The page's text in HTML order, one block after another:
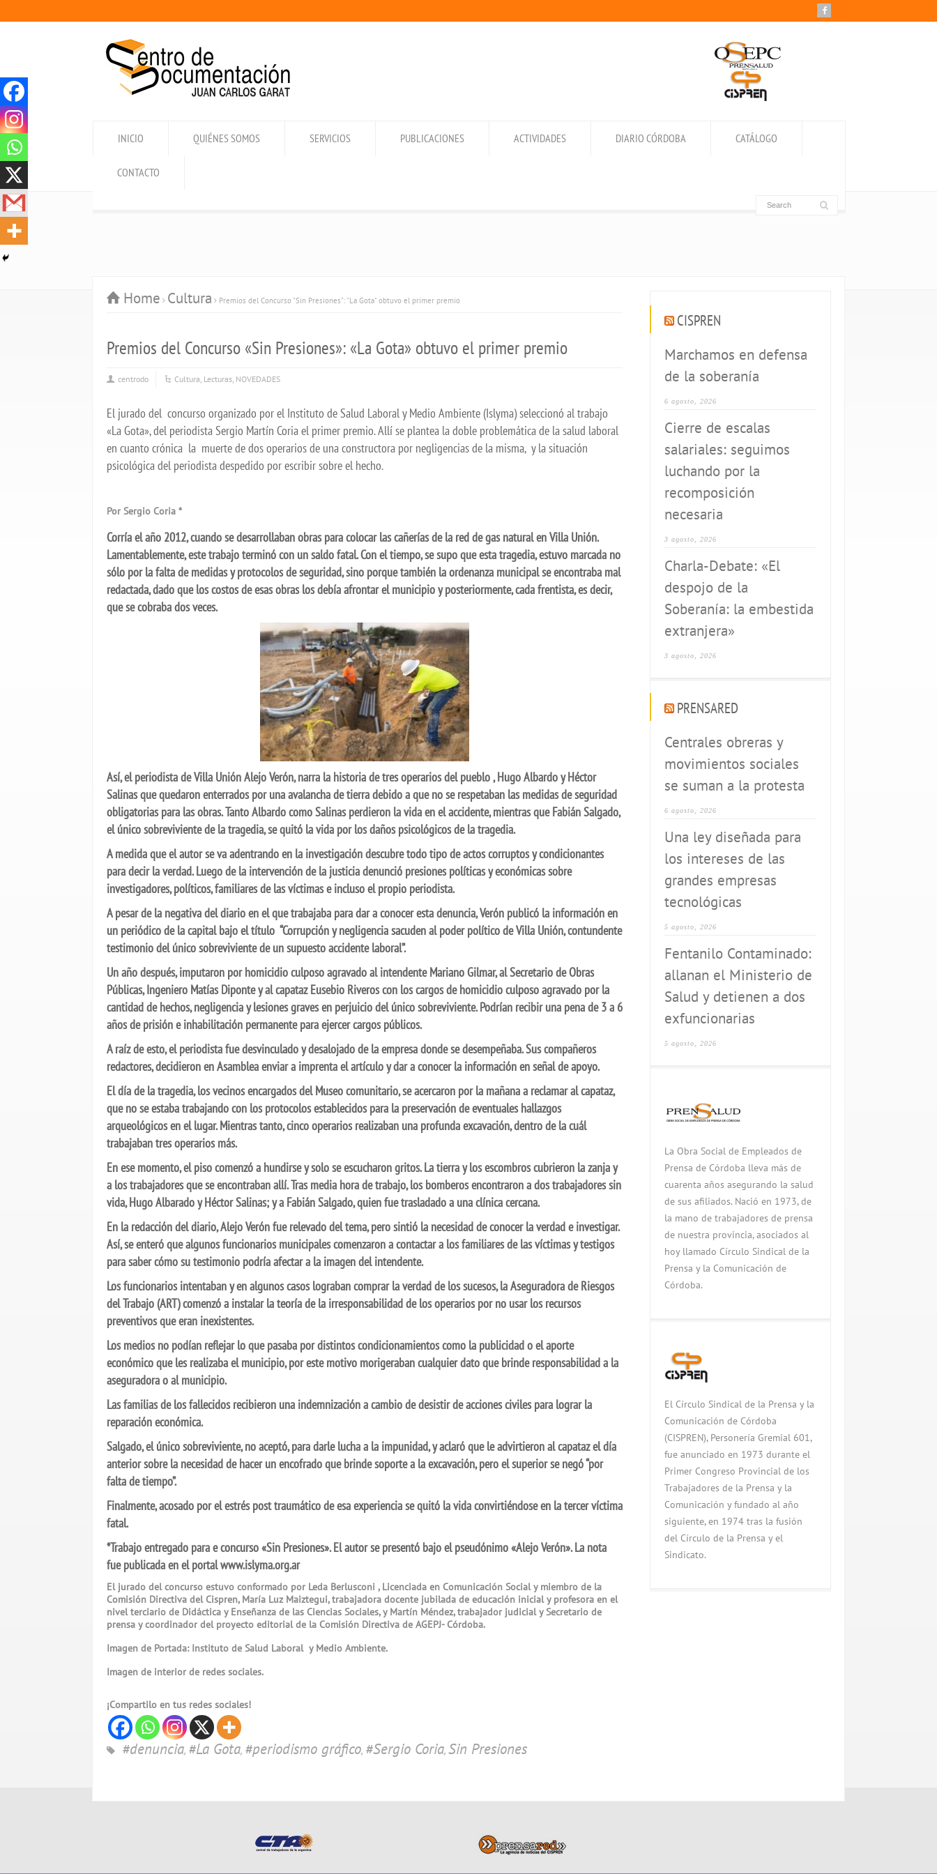
INICIO QUIÉNES SOMOS SERVICIOS PUBLICACIONES ACTIVIDADES DIARIO CÓRDOBA CATÁLOGO
CONTACTO
Home Cultura Premios del Concurso "Sin Presiones": "La Gota" obtuvo el primer premio
Premios del Concurso «Sin Presiones»: «La Gota» obtuvo el primer premio
centrodo Cultura, Lecturas, NOVEDADES
El jurado del concurso organizado por el Instituto de Salud Laboral y Medio Ambiente (Islyma) seleccionó al trabajo
«La Gota», del periodista Sergio Martín Coria el primer premio. Allí se plantea la doble problemática de la salud laboral
en cuanto crónica la muerte de dos operarios de una constructora por negligencias de la misma, y la situación
psicológica del periodista despedido por escribir sobre el hecho.
Por Sergio Coria *
Corría el año 2012, cuando se desarrollaban obras para colocar las cañerías de la red de gas natural en Villa Unión.
Lamentablemente, este trabajo terminó con un saldo fatal. Con el tiempo, se supo que esta tragedia, estuvo marcada no
sólo por la falta de medidas y protocolos de seguridad, sino porque también la ordenanza municipal se encontraba mal
redactada, dado que los costos de esas obras los debía afrontar el municipio y posteriormente, cada frentista, es decir,
que se cobraba dos veces.
Así, el periodista de Villa Unión Alejo Verón, narra la historia de tres operarios del pueblo , Hugo Albardo y Héctor
Salinas que quedaron enterrados por una avalancha de tierra debido a que no se respetaban las medidas de seguridad
obligatorias para las obras. Tanto Albardo como Salinas perdieron la vida en el accidente, mientras que Fabián Salgado,
el único sobreviviente de la tragedia, se quitó la vida por los daños psicológicos de la tragedia.
A medida que el autor se va adentrando en la investigación descubre todo tipo de actos corruptos y condicionantes
para decir la verdad. Luego de la intervención de la justicia denunció presiones políticas y económicas sobre
investigadores, políticos, familiares de las víctimas e incluso el propio periodista.
A pesar de la negativa del diario en el que trabajaba para dar a conocer esta denuncia, Verón publicó la información en
un periódico de la capital bajo el título “Corrupción y negligencia sacuden al poder político de Villa Unión, contundente
testimonio del único sobreviviente de un supuesto accidente laboral”.
Un año después, imputaron por homicidio culposo agravado al intendente Mariano Gilmar, al Secretario de Obras
Públicas, Ingeniero Matías Diponte y al capataz Eusebio Riveros con los cargos de homicidio culposo agravado por la
cantidad de hechos, negligencia y lesiones graves en perjuicio del único sobreviviente. Podrían recibir una pena de 3 a 6
años de prisión e inhabilitación permanente para ejercer cargos públicos.
A raíz de esto, el periodista fue desvinculado y desalojado de la empresa donde se desempeñaba. Sus compañeros
redactores, decidieron en Asamblea enviar a imprenta el artículo y dar a conocer la información en señal de apoyo.
El día de la tragedia, los vecinos encargados del Museo comunitario, se acercaron por la mañana a reclamar al capataz,
que no se estaba trabajando con los protocolos establecidos para la preservación de eventuales hallazgos
arqueológicos en el lugar. Mientras tanto, cinco operarios realizaban una profunda excavación, dentro de la cuál
trabajaban tres operarios más.
En ese momento, el piso comenzó a hundirse y solo se escucharon gritos. La tierra y los escombros cubrieron la zanja y
a los trabajadores que se encontraban allí. Tras media hora de trabajo, los bomberos encontraron a dos trabajadores sin
vida, Hugo Albarado y Héctor Salinas; y a Fabián Salgado, quien fue trasladado a una clínica cercana.
En la redacción del diario, Alejo Verón fue relevado del tema, pero sintió la necesidad de conocer la verdad e investigar.
Así, se enteró que algunos funcionarios municipales comenzaron a contactar a los familiares de las víctimas y testigos
para saber cómo su testimonio podría afectar a la imagen del intendente.
Los funcionarios intentaban y en algunos casos lograban comprar la verdad de los sucesos, la Aseguradora de Riesgos
del Trabajo (ART) comenzó a instalar la teoría de la irresponsabilidad de los operarios por no usar los recursos
preventivos que eran inexistentes.
Los medios no podían reflejar lo que pasaba por distintos condicionamientos como la publicidad o el aporte
económico que les realizaba el municipio, por este motivo morigeraban cualquier dato que brinde responsabilidad a la
aseguradora o al municipio.
Las familias de los fallecidos recibieron una indemnización a cambio de desistir de acciones civiles para lograr la
reparación económica.
Salgado, el único sobreviviente, no aceptó, para darle lucha a la impunidad, y aclaró que le advirtieron al capataz el día
anterior sobre la necesidad de hacer un encofrado que brinde soporte a la excavación, pero el superior se negó “por
falta de tiempo”.
Finalmente, acosado por el estrés post traumático de esa experiencia se quitó la vida convirtiéndose en la tercer víctima
fatal.
*Trabajo entregado para e concurso «Sin Presiones». El autor se presentó bajo el pseudónimo «Alejo Verón». La nota
fue publicada en el portal www.islyma.org.ar
El jurado del concurso estuvo conformado por Leda Berlusconi , Licenciada en Comunicación Social y miembro de la
Comisión Directiva del Cispren, María Luz Maiztegui, trabajadora docente jubilada de educación inicial y profesora en el
nivel terciario de Didáctica y Enseñanza de las Ciencias Sociales, y Martín Méndez, trabajador judicial y Secretario de
prensa y coordinador del proyecto editorial de la Comisión Directiva de AGEPJ- Córdoba.
Imagen de Portada: Instituto de Salud Laboral y Medio Ambiente.
Imagen de interior de redes sociales.
¡Compartilo en tus redes sociales!
#denuncia, #La Gota, #periodismo gráfico, #Sergio Coria, Sin Presiones
CISPREN
Marchamos en defensa
de la soberanía
6 agosto, 2026
Cierre de escalas
salariales: seguimos
luchando por la
recomposición
necesaria
3 agosto, 2026
Charla-Debate: «El
despojo de la
Soberanía: la embestida
extranjera»
3 agosto, 2026
PRENSARED
Centrales obreras y
movimientos sociales
se suman a la protesta
6 agosto, 2026
Una ley diseñada para
los intereses de las
grandes empresas
tecnológicas
5 agosto, 2026
Fentanilo Contaminado:
allanan el Ministerio de
Salud y detienen a dos
exfuncionarias
5 agosto, 2026
La Obra Social de Empleados de
Prensa de Córdoba lleva más de
cuarenta años asegurando la salud
de sus afiliados. Nació en 1973, de
la mano de trabajadores de prensa
de nuestra provincia, asociados al
hoy llamado Círculo Sindical de la
Prensa y la Comunicación de
Córdoba.
El Círculo Sindical de la Prensa y la
Comunicación de Córdoba
(CISPREN), Personería Gremial 601,
fue anunciado en 1973 durante el
Primer Congreso Provincial de los
Trabajadores de la Prensa y la
Comunicación y fundado al año
siguiente, en 1974 tras la fusión
del Círculo de la Prensa y el
Sindicato.